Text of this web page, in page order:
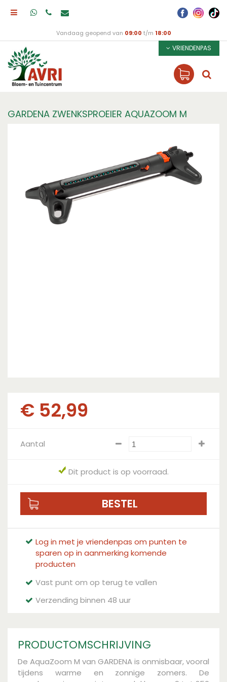
Vandaag geopend van 09:00 t/m 18:00
VRIENDENPAS
GARDENA ZWENKSPROEIER AQUAZOOM M
€ 52,99
Aantal
Dit product is op voorraad.
Log in met je vriendenpas om punten te
sparen op in aanmerking komende
producten
Vast punt om op terug te vallen
Verzending binnen 48 uur
PRODUCTOMSCHRIJVING
De AquaZoom M van GARDENA is onmisbaar, vooral
tijdens warme en zonnige zomers. De